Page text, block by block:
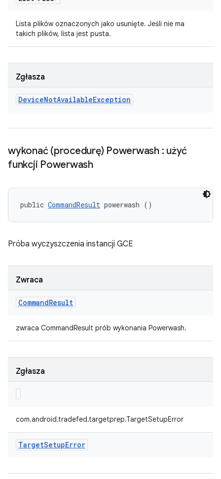
Lista plików oznaczonych jako usunięte. Jeśli nie ma
takich plików, lista jest pusta.
Zgłasza
DeviceNotAvailableException
wykonać (procedurę) Powerwash : użyć
funkcji Powerwash
public CommandResult powerwash ()
Próba wyczyszczenia instancji GCE
Zwraca
CommandResult
zwraca CommandResult prób wykonania Powerwash.
Zgłasza
com.android.tradefed.targetprep.TargetSetupError
TargetSetupError